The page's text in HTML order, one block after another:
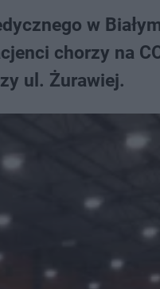
w
chorzy na
ul. Żurawiej.